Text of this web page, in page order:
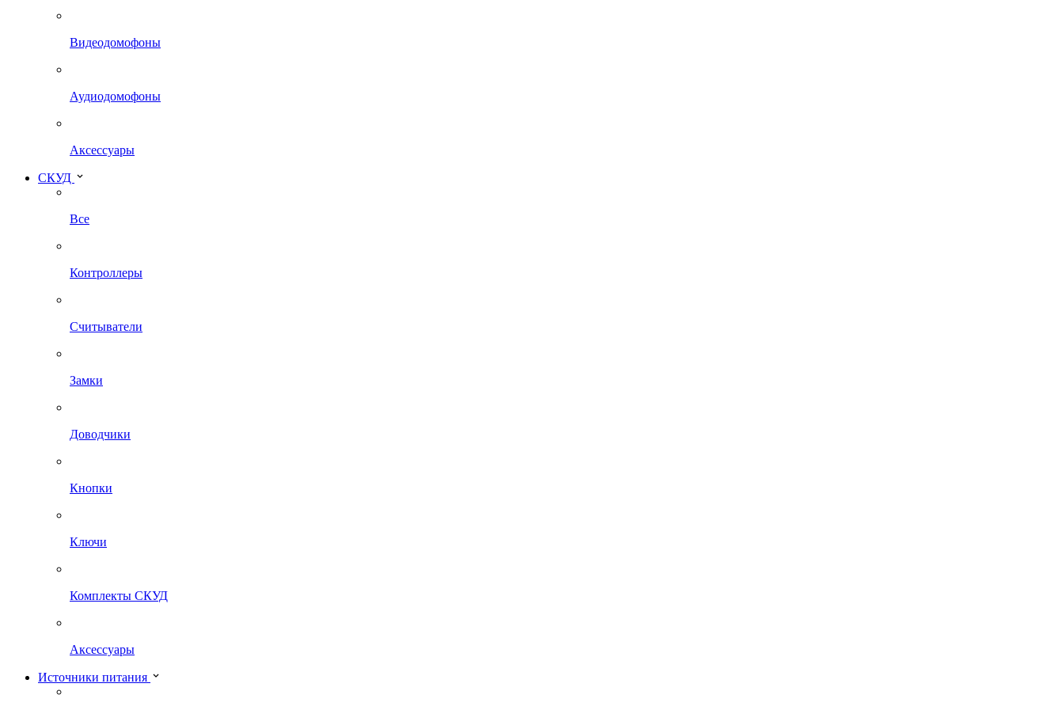
Видеодомофоны
Аудиодомофоны
Аксессуары
СКУД
Все
Контроллеры
Считыватели
Замки
Доводчики
Кнопки
Ключи
Комплекты СКУД
Аксессуары
Источники питания